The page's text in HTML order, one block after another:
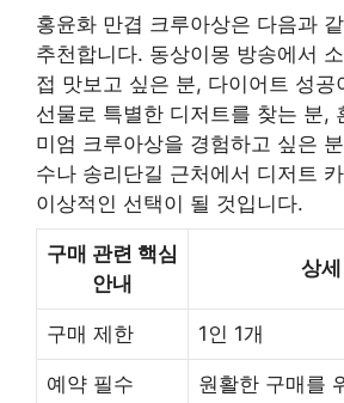
홍윤화 만겹 크루아상은 다음과
추천합니다. 동상이몽 방송에서
접 맛보고 싶은 분, 다이어트 성공
선물로 특별한 디저트를 찾는 분,
미엄 크루아상을 경험하고 싶은
수나 송리단길 근처에서 디저트
이상적인 선택이 될 것입니다.
구매 관련 핵심
안내
상
구매 제한 1인 1개
예약 필수 원활한 구매를